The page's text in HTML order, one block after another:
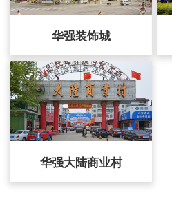
华强装饰城
华强大陆商业村